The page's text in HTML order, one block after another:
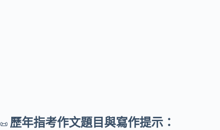
📜 歷年指考作文題目與寫作提示：